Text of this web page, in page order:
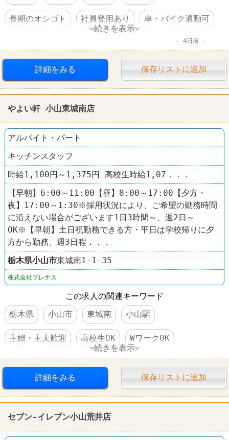
長期のオシゴト 社員登用あり 車・バイク通勤可
続きを表示
4日前
詳細をみる 保存リストに追加
やよい軒 小山東城南店
アルバイト・パート
キッチンスタッフ
時給1,100円～1,375円 高校生時給1,07．．．
【早朝】6:00～11:00【昼】8:00～17:00【夕方・
夜】17:00～1:30※採用状況により、ご希望の勤務時間
に沿えない場合がございます1日3時間～、週2日～
OK※【早朝】土日祝勤務できる方・平日は学校帰りに夕
方から勤務、週3日程．．．
栃木県小山市東城南1-1-35
株式会社プレナス
この求人の関連キーワード
栃木県
小山市 東城南 小山駅
主婦・主夫歓迎 高校生OK WワークOK
週1～2日からOK 短時間でもＯＫ 社保完備
制服あり 社員登用あり
レストラン
続きを表示
詳細をみる 保存リストに追加
セブン-イレブン小山荒井店